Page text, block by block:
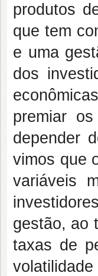
produtos
que tem
e uma
dos
premiar
depender
vimos que
variáveis
gestão, ao
taxas de